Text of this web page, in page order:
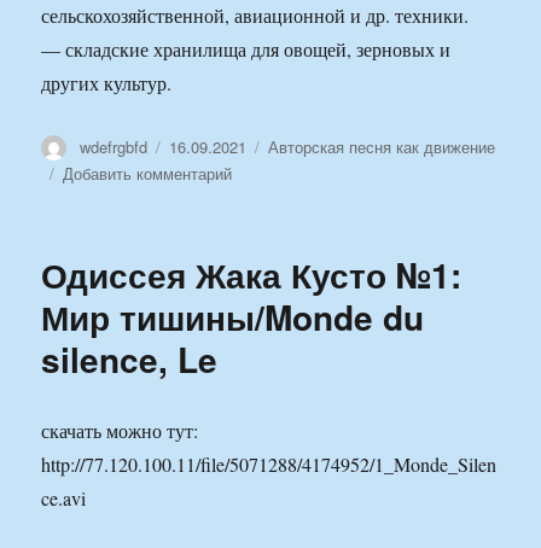
сельскохозяйственной, авиационной и др. техники.
— складские хранилища для овощей, зерновых и
других культур.
Автор
wdefrgbfd Опубликовано
16.09.2021 Рубрики
Авторская песня как движение
Добавить комментарийк
устройство
область
Одиссея Жака Кусто №1:
Мир тишины/Monde du
silence, Le
скачать можно тут:
http://77.120.100.11/file/5071288/4174952/1_Monde_Silen
ce.avi